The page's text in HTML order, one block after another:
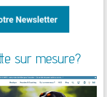
sur mesure?